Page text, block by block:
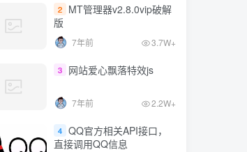
7年前 1.7W+
5
系统
4年前
6
能
6年前 7810
2
MT管理器v2.8.0vip破解
版
7年前 3.7W+
3 网站爱心飘落特效js
7年前 2.2W+
4 QQ官方相关API接口，
直接调用QQ信息